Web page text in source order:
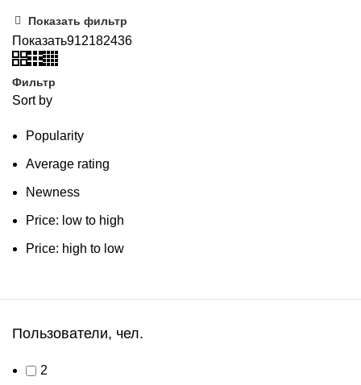
Показать фильтр
Показать912182436
Фильтр
Sort by
Popularity
Average rating
Newness
Price: low to high
Price: high to low
Пользователи, чел.
2